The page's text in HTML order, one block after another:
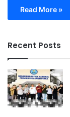
Read More »
Recent Posts